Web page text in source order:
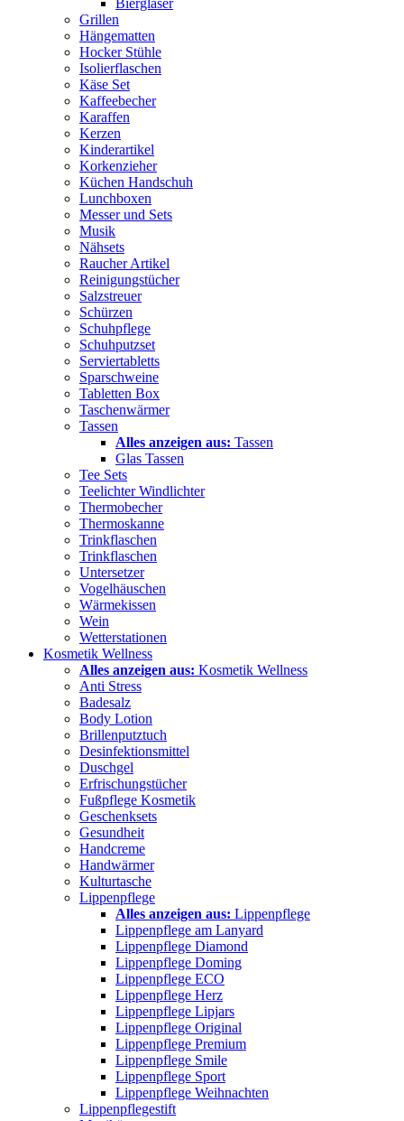
Biergläser
Grillen
Hängematten
Hocker Stühle
Isolierflaschen
Käse Set
Kaffeebecher
Karaffen
Kerzen
Kinderartikel
Korkenzieher
Küchen Handschuh
Lunchboxen
Messer und Sets
Musik
Nähsets
Raucher Artikel
Reinigungstücher
Salzstreuer
Schürzen
Schuhpflege
Schuhputzset
Serviertabletts
Sparschweine
Tabletten Box
Taschenwärmer
Tassen
Alles anzeigen aus: Tassen
Glas Tassen
Tee Sets
Teelichter Windlichter
Thermobecher
Thermoskanne
Trinkflaschen
Trinkflaschen
Untersetzer
Vogelhäuschen
Wärmekissen
Wein
Wetterstationen
Kosmetik Wellness
Alles anzeigen aus: Kosmetik Wellness
Anti Stress
Badesalz
Body Lotion
Brillenputztuch
Desinfektionsmittel
Duschgel
Erfrischungstücher
Fußpflege Kosmetik
Geschenksets
Gesundheit
Handcreme
Handwärmer
Kulturtasche
Lippenpflege
Alles anzeigen aus: Lippenpflege
Lippenpflege am Lanyard
Lippenpflege Diamond
Lippenpflege Doming
Lippenpflege ECO
Lippenpflege Herz
Lippenpflege Lipjars
Lippenpflege Original
Lippenpflege Premium
Lippenpflege Smile
Lippenpflege Sport
Lippenpflege Weihnachten
Lippenpflegestift